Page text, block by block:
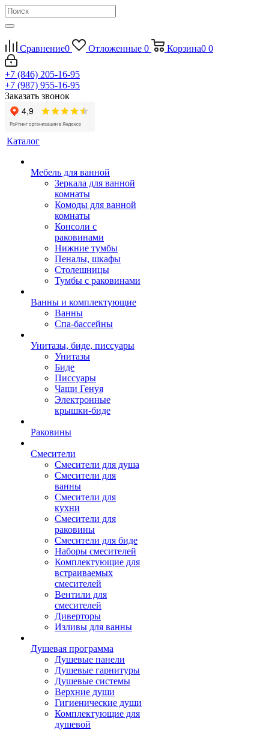
Сравнение0 Отложенные 0 Корзина0 0
+7 (846) 205-16-95
+7 (987) 955-16-95
Заказать звонок
Каталог
Мебель для ванной
Зеркала для ванной
комнаты
Комоды для ванной
комнаты
Консоли с
раковинами
Нижние тумбы
Пеналы, шкафы
Столешницы
Тумбы с раковинами
Ванны и комплектующие
Ванны
Спа-бассейны
Унитазы, биде, писсуары
Унитазы
Биде
Писсуары
Чаши Генуя
Электронные
крышки-биде
Раковины
Смесители
Смесители для душа
Смесители для
ванны
Смесители для
кухни
Смесители для
раковины
Смесители для биде
Наборы смесителей
Комплектующие для
встраиваемых
смесителей
Вентили для
смесителей
Диверторы
Изливы для ванны
Душевая программа
Душевые панели
Душевые гарнитуры
Душевые системы
Верхние души
Гигиенические души
Комплектующие для
душевой